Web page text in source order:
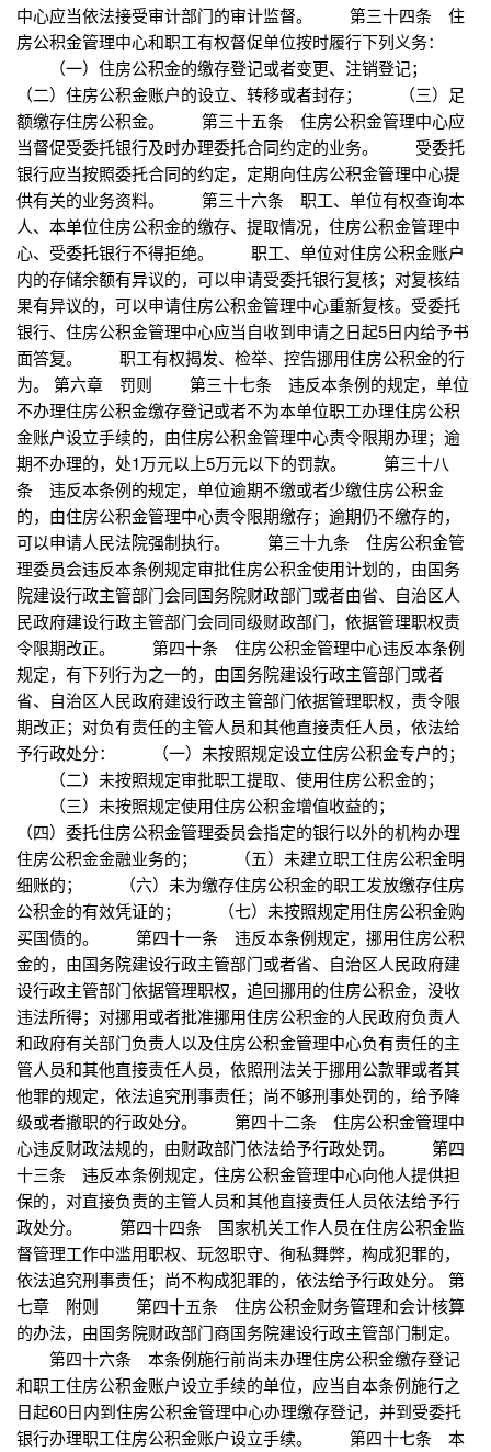
中心应当依法接受审计部门的审计监督。 第三十四条 住
房公积金管理中心和职工有权督促单位按时履行下列义务：
（一）住房公积金的缴存登记或者变更、注销登记；
（二）住房公积金账户的设立、转移或者封存； （三）足
额缴存住房公积金。 第三十五条 住房公积金管理中心应
当督促受委托银行及时办理委托合同约定的业务。 受委托
银行应当按照委托合同的约定，定期向住房公积金管理中心提
供有关的业务资料。 第三十六条 职工、单位有权查询本
人、本单位住房公积金的缴存、提取情况，住房公积金管理中
心、受委托银行不得拒绝。 职工、单位对住房公积金账户
内的存储余额有异议的，可以申请受委托银行复核；对复核结
果有异议的，可以申请住房公积金管理中心重新复核。受委托
银行、住房公积金管理中心应当自收到申请之日起5日内给予书
面答复。 职工有权揭发、检举、控告挪用住房公积金的行
为。 第六章 罚则 第三十七条 违反本条例的规定，单位
不办理住房公积金缴存登记或者不为本单位职工办理住房公积
金账户设立手续的，由住房公积金管理中心责令限期办理；逾
期不办理的，处1万元以上5万元以下的罚款。 第三十八
条 违反本条例的规定，单位逾期不缴或者少缴住房公积金
的，由住房公积金管理中心责令限期缴存；逾期仍不缴存的，
可以申请人民法院强制执行。 第三十九条 住房公积金管
理委员会违反本条例规定审批住房公积金使用计划的，由国务
院建设行政主管部门会同国务院财政部门或者由省、自治区人
民政府建设行政主管部门会同同级财政部门，依据管理职权责
令限期改正。 第四十条 住房公积金管理中心违反本条例
规定，有下列行为之一的，由国务院建设行政主管部门或者
省、自治区人民政府建设行政主管部门依据管理职权，责令限
期改正；对负有责任的主管人员和其他直接责任人员，依法给
予行政处分： （一）未按照规定设立住房公积金专户的；
（二）未按照规定审批职工提取、使用住房公积金的；
（三）未按照规定使用住房公积金增值收益的；
（四）委托住房公积金管理委员会指定的银行以外的机构办理
住房公积金金融业务的； （五）未建立职工住房公积金明
细账的； （六）未为缴存住房公积金的职工发放缴存住房
公积金的有效凭证的； （七）未按照规定用住房公积金购
买国债的。 第四十一条 违反本条例规定，挪用住房公积
金的，由国务院建设行政主管部门或者省、自治区人民政府建
设行政主管部门依据管理职权，追回挪用的住房公积金，没收
违法所得；对挪用或者批准挪用住房公积金的人民政府负责人
和政府有关部门负责人以及住房公积金管理中心负有责任的主
管人员和其他直接责任人员，依照刑法关于挪用公款罪或者其
他罪的规定，依法追究刑事责任；尚不够刑事处罚的，给予降
级或者撤职的行政处分。 第四十二条 住房公积金管理中
心违反财政法规的，由财政部门依法给予行政处罚。 第四
十三条 违反本条例规定，住房公积金管理中心向他人提供担
保的，对直接负责的主管人员和其他直接责任人员依法给予行
政处分。 第四十四条 国家机关工作人员在住房公积金监
督管理工作中滥用职权、玩忽职守、徇私舞弊，构成犯罪的，
依法追究刑事责任；尚不构成犯罪的，依法给予行政处分。 第
七章 附则 第四十五条 住房公积金财务管理和会计核算
的办法，由国务院财政部门商国务院建设行政主管部门制定。
第四十六条 本条例施行前尚未办理住房公积金缴存登记
和职工住房公积金账户设立手续的单位，应当自本条例施行之
日起60日内到住房公积金管理中心办理缴存登记，并到受委托
银行办理职工住房公积金账户设立手续。 第四十七条 本